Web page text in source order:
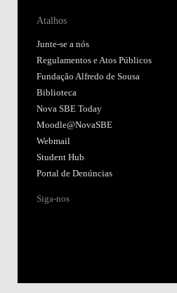
Atalhos
Junte-se a nós
Regulamentos e Atos Públicos
Fundação Alfredo de Sousa
Biblioteca
Nova SBE Today
Moodle@NovaSBE
Webmail
Student Hub
Portal de Denúncias
Siga-nos